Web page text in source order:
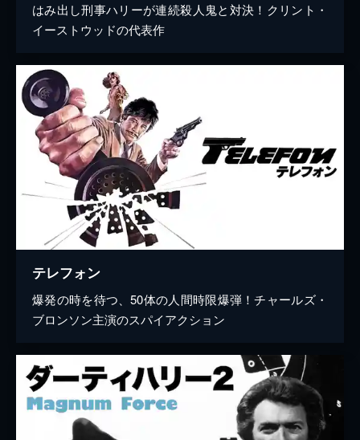
はみ出し刑事ハリーが連続殺人鬼と対決！クリント・
イーストウッドの代表作
テレフォン
爆発の時を待つ、50体の人間時限爆弾！チャールズ・
ブロンソン主演のスパイアクション